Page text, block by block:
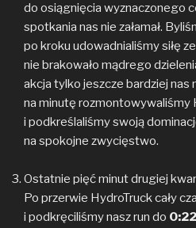
do osiągnięcia wyznaczonego
spotkania nas nie załamał.
po kroku udowadnialiśmy siłę
nie brakowało mądrego
akcja tylko jeszcze bardziej nas
na minutę rozmontowywaliśmy
i podkreślaliśmy swoją
na spokojne zwycięstwo.
Ostatnie pięć minut drugiej
Po przerwie HydroTruck cały
i podkręciliśmy nasz run do 0:22